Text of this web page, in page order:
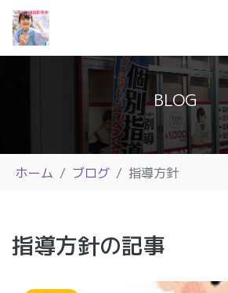
BLOG
ホーム ブログ 指導方針
指導方針の記事